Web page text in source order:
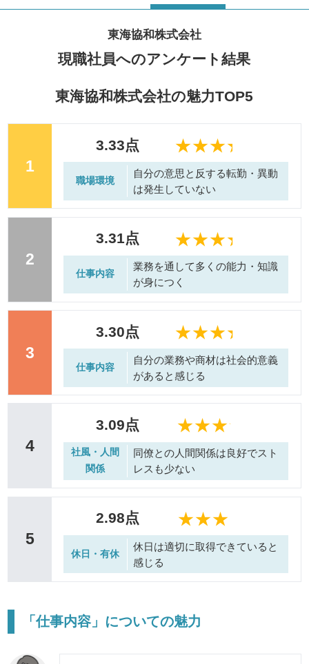
東海協和株式会社
現職社員へのアンケート結果
東海協和株式会社の魅力TOP5
1
自分の意思と反する転勤・異動
は発生していない
職場環境
3.33点
2
業務を通して多くの能力・知識
が身につく
仕事内容
3.31点
3
自分の業務や商材は社会的意義
があると感じる
仕事内容
3.30点
4
同僚との人間関係は良好でスト
レスも少ない
社風・人間
関係
3.09点
5
休日は適切に取得できていると
感じる
休日・有休
2.98点
「仕事内容」についての魅力